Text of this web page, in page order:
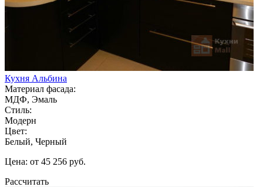
Кухня Альбина
Материал фасада:
МДФ, Эмаль
Стиль:
Модерн
Цвет:
Белый, Черный
Цена: от 45 256 руб.
Рассчитать